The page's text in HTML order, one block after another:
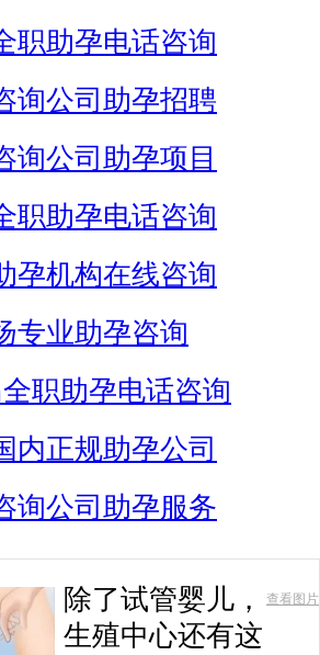
职助孕电话咨询
询公司助孕招聘
询公司助孕项目
职助孕电话咨询
孕机构在线咨询
专业助孕咨询
职助孕电话咨询
内正规助孕公司
询公司助孕服务
除了试管婴儿，
生殖中心还有这
查看图片